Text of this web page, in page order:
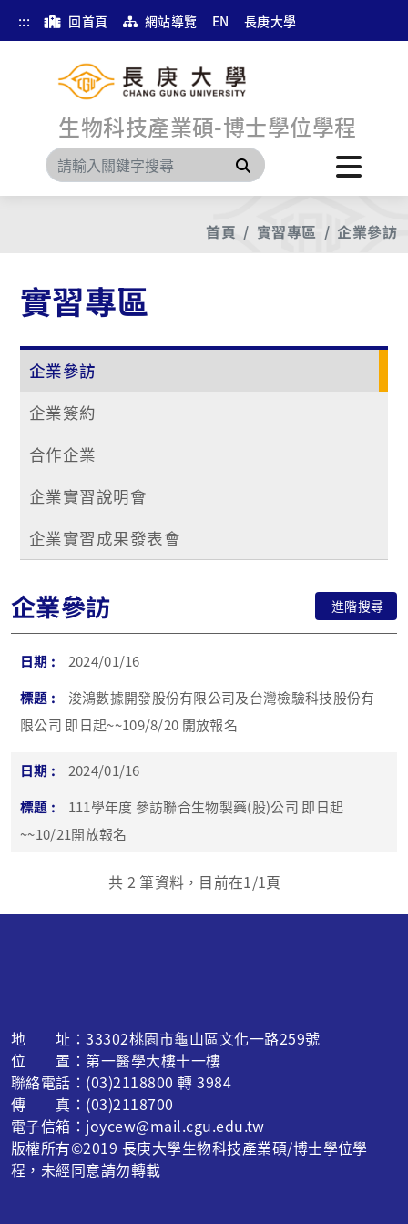
::: 回首頁 網站導覽 EN 長庚大學
生物科技產業碩-博士學位學程
搜尋
首頁 實習專區 企業參訪
實習專區
企業參訪
企業簽約
合作企業
企業實習說明會
企業實習成果發表會
企業參訪 進階搜尋
2024/01/16
浚鴻數據開發股份有限公司及台灣檢驗科技股份有
限公司 即日起~~109/8/20 開放報名
2024/01/16
111學年度 參訪聯合生物製藥(股)公司 即日起
~~10/21開放報名
共 2 筆資料，目前在1/1頁
地 址：33302桃園市龜山區文化一路259號
位 置：第一醫學大樓十一樓
聯絡電話：(03)2118800 轉 3984
傳 真：(03)2118700
電子信箱：joycew@mail.cgu.edu.tw
版權所有©2019 長庚大學生物科技產業碩/博士學位學
程，未經同意請勿轉載